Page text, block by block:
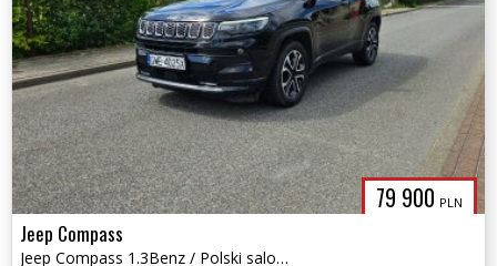
79 900 PLN
Jeep Compass
Jeep Compass 1.3Benz / Polski salon / Automat / Kamera cofania